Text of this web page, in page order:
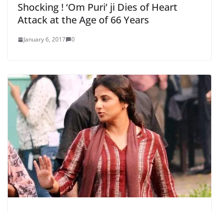
Shocking ! ‘Om Puri’ ji Dies of Heart
Attack at the Age of 66 Years
January 6, 2017 0